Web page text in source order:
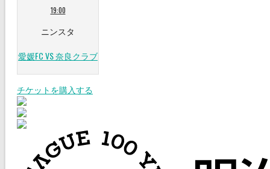
19:00
ニンスタ
愛媛FC VS 奈良クラブ
チケットを購入する